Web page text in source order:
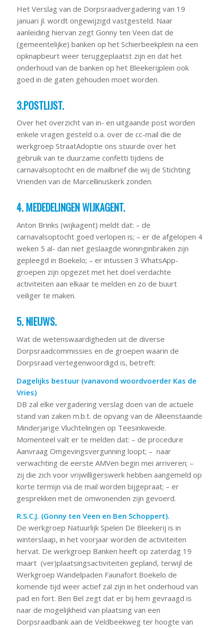
Het Verslag van de Dorpsraadvergadering van 19
januari jl. wordt ongewijzigd vastgesteld. Naar
aanleiding hiervan zegt Gonny ten Veen dat de
(gemeentelijke) banken op het Schierbeekplein na een
opknapbeurt weer teruggeplaatst zijn en dat het
onderhoud van de banken op het Bleekerijplein ook
goed in de gaten gehouden moet worden.
3.POSTLIJST.
Over het overzicht van in- en uitgaande post worden
enkele vragen gesteld o.a. over de cc-mail die de
werkgroep StraatAdoptie ons stuurde over het
gebruik van te duurzame confetti tijdens de
carnavalsoptocht en de mailbrief die wij de Stichting
Vrienden van de Marcellinuskerk zonden.
4. MEDEDELINGEN WIJKAGENT.
Anton Brinks (wijkagent) meldt dat: – de
carnavalsoptocht goed verlopen is; – er de afgelopen 4
weken 5 al- dan niet geslaagde woninginbraken zijn
gepleegd in Boekelo; – er intussen 3 WhatsApp-
groepen zijn opgezet met het doel verdachte
activiteiten aan elkaar te melden en zo de buurt
veiliger te maken.
5. NIEUWS.
Wat de wetenswaardigheden uit de diverse
Dorpsraadcommissies en de groepen waarin de
Dorpsraad vertegenwoordigd is, betreft:
Dagelijks bestuur (vanavond woordvoerder Kas de
Vries)
DB zal elke vergadering verslag doen van de actuele
stand van zaken m.b.t. de opvang van de Alleenstaande
Minderjarige Vluchtelingen op Teesinkweide.
Momenteel valt er te melden dat: – de procedure
Aanvraag Omgevingsvergunning loopt; – naar
verwachting de eerste AMVen begin mei arriveren; –
zij die zich voor vrijwilligerswerk hebben aangemeld op
korte termijn via de mail worden bijgepraat; – er
gesprekken met de omwonenden zijn gevoerd.
R.S.C.J. (Gonny ten Veen en Ben Schoppert).
De werkgroep Natuurlijk Spelen De Bleekerij is in
winterslaap, in het voorjaar worden de activiteiten
hervat. De werkgroep Banken heeft op zaterdag 19
maart (ver)plaatsingsactiviteiten gepland, terwijl de
Werkgroep Wandelpaden Faunafort Boekelo de
komende tijd weer actief zal zijn in het onderhoud van
pad en fort. Ben Bel zegt dat er bij hem gevraagd is
naar de mogelijkheid van plaatsing van een
Dorpsraadbank aan de Veldbeekweg ter hoogte van